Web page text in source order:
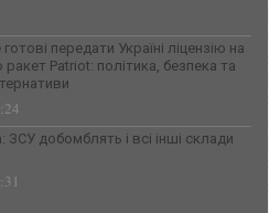
передати Україні ліцензію на
Patriot: політика, безпека та
ЗСУ добомблять і всі інші склади